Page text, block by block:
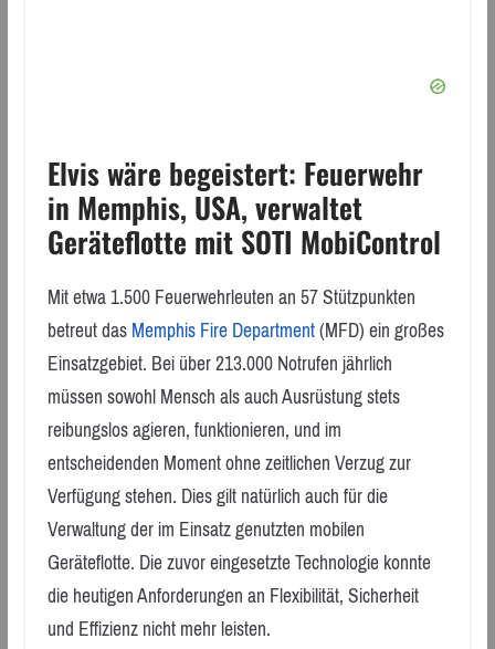
Elvis wäre begeistert: Feuerwehr
in Memphis, USA, verwaltet
Geräteflotte mit SOTI MobiControl
Mit etwa 1.500 Feuerwehrleuten an 57 Stützpunkten
betreut dasMemphis Fire Department(MFD) ein großes
Einsatzgebiet. Bei über 213.000 Notrufen jährlich
müssen sowohl Mensch als auch Ausrüstung stets
reibungslos agieren, funktionieren, und im
entscheidenden Moment ohne zeitlichen Verzug zur
Verfügung stehen. Dies gilt natürlich auch für die
Verwaltung der im Einsatz genutzten mobilen
Geräteflotte. Die zuvor eingesetzte Technologie konnte
die heutigen Anforderungen an Flexibilität, Sicherheit
und Effizienz nicht mehr leisten.